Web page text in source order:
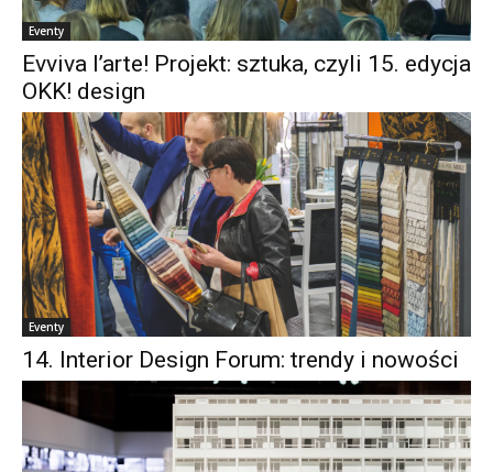
Eventy
Evviva l’arte! Projekt: sztuka, czyli 15. edycja
OKK! design
Eventy
14. Interior Design Forum: trendy i nowości